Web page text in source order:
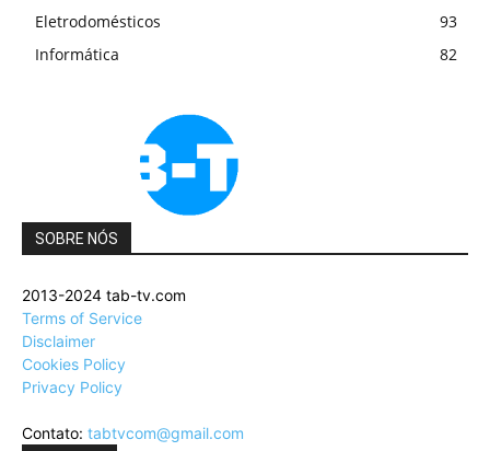
Eletrodomésticos
93
Informática
82
SOBRE NÓS
2013-2024 tab-tv.com
Terms of Service
Disclaimer
Cookies Policy
Privacy Policy
Contato: tabtvcom@gmail.com